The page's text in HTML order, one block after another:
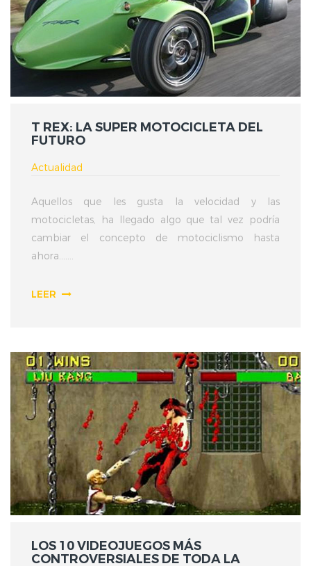
T REX: LA SUPER MOTOCICLETA DEL
FUTURO
Actualidad
Aquellos que les gusta la velocidad y las
motocicletas, ha llegado algo que tal vez podría
cambiar el concepto de motociclismo hasta
ahora.......
LEER
LOS 10 VIDEOJUEGOS MÁS
CONTROVERSIALES DE TODA LA